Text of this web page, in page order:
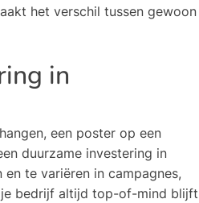
het verschil tussen gewoon
in
een poster op een
duurzame investering in
te variëren in campagnes,
bedrijf altijd top-of-mind blijft